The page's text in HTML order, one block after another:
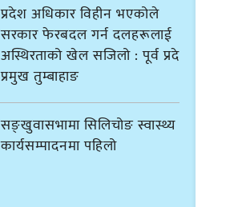
प्रदेश अधिकार विहीन भएकोले
सरकार फेरबदल गर्न दलहरूलाई
अस्थिरताको खेल सजिलो : पूर्व प्रदेश
प्रमुख तुम्बाहाङ
सङ्खुवासभामा सिलिचोङ स्वास्थ्य
कार्यसम्पादनमा पहिलो